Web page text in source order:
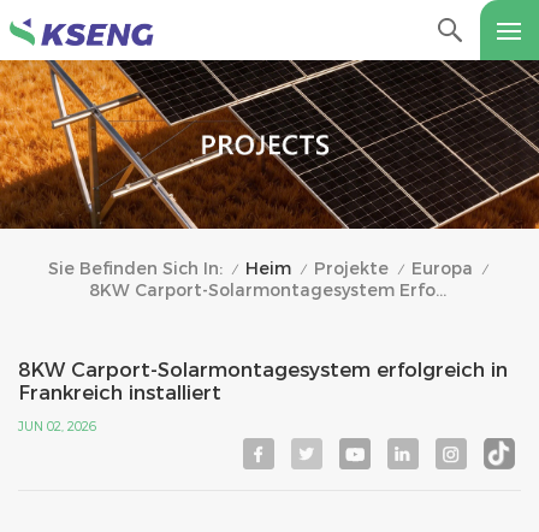
Sie Befinden Sich In: / Heim / Projekte / Europa /
8KW Carport-Solarmontagesystem Erfolgreich In Frankreich Installiert
8KW Carport-Solarmontagesystem erfolgreich in
Frankreich installiert
JUN 02, 2026